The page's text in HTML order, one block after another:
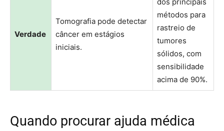
Verdade
Tomografia pode detectar
câncer em estágios
iniciais.
métodos para
rastreio de
tumores
sólidos, com
sensibilidade
acima de 90%.
Quando procurar ajuda médica